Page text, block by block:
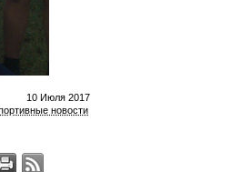
10 Июля 2017
новости